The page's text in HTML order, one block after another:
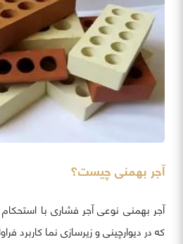
آجر بهمنی چیست؟
آجر بهمنی نوعی آجر فشاری با
که در دیوارچینی و زیرسازی نما کاربرد